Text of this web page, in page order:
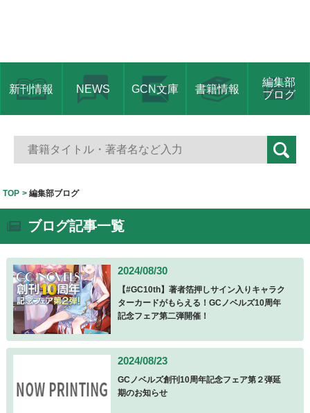
新刊情報 NEWS GCN文庫 書籍情報
編集部
ブログ
TOP 編集部ブログ
ブログ記事一覧
2024/08/30
【#GC10th】著者箔押しサイン入りキャラク
ターカードがもらえる！GCノベルズ10周年
記念フェア第二弾開催！
2024/08/23
GCノベルズ創刊10周年記念フェア第２弾延
期のお知らせ